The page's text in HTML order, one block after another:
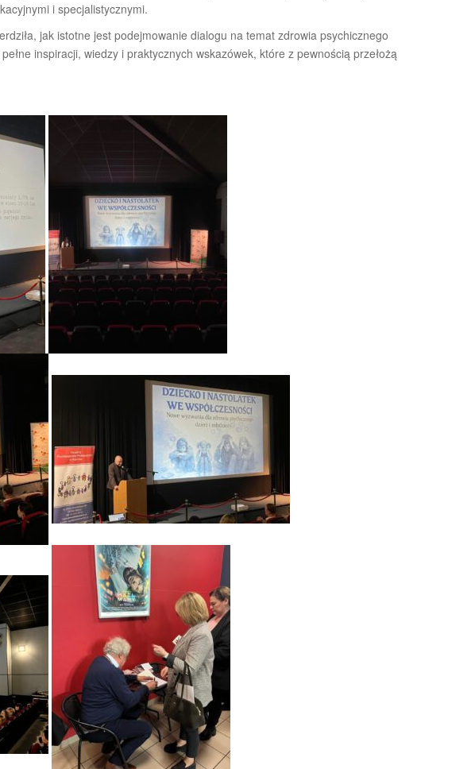
i specjalistycznymi.
jak istotne jest podejmowanie dialogu na temat zdrowia psychicznego
inspiracji, wiedzy i praktycznych wskazówek, które z pewnością przełożą